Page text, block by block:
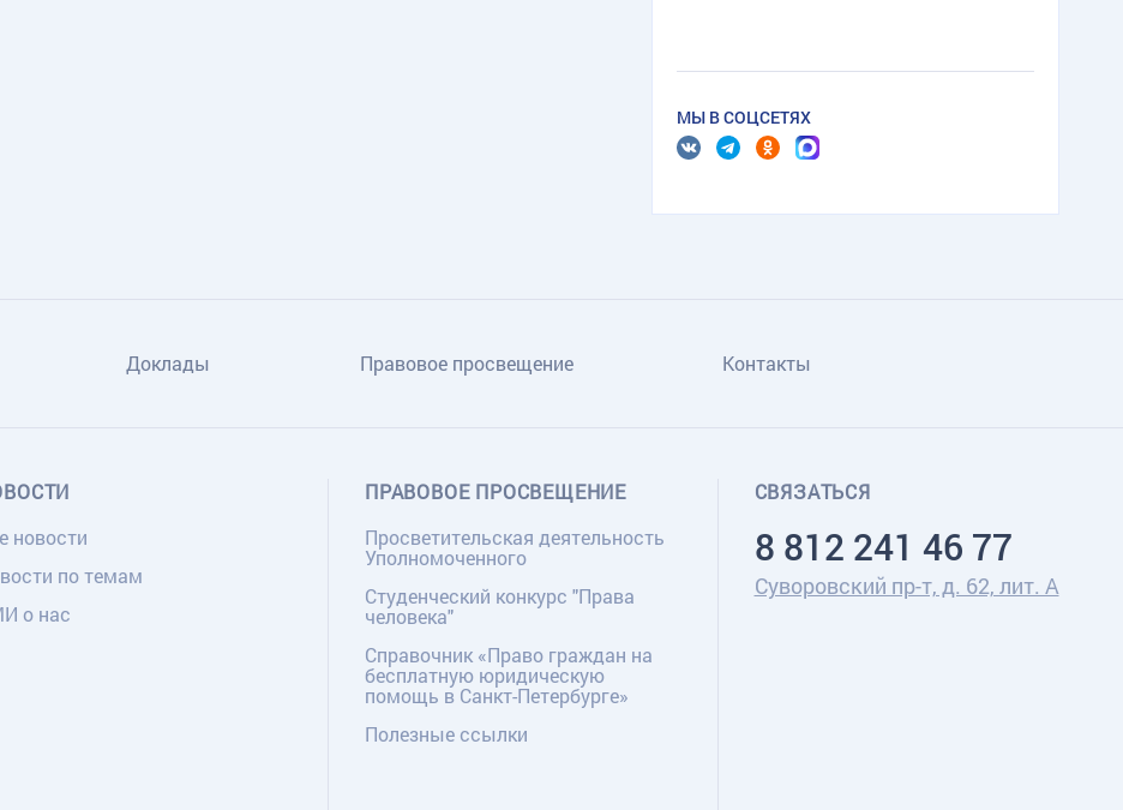
МЫ В СОЦСЕТЯХ
Доклады Правовое просвещение Контакты
СВЯЗАТЬСЯ
8 812 241 46 77
Суворовский пр-т, д. 62, лит. А
новости
по темам
о нас
ПРАВОВОЕ ПРОСВЕЩЕНИЕ
Просветительская деятельность
Уполномоченного
Студенческий конкурс "Права
человека"
Справочник «Право граждан на
бесплатную юридическую
помощь в Санкт-Петербурге»
Полезные ссылки